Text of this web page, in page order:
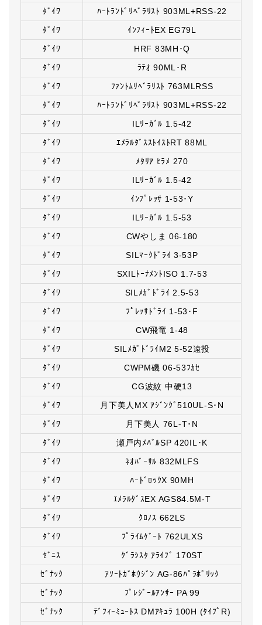
ﾀﾞｲﾜ
ﾊｰﾄﾗﾝﾄﾞﾘﾍﾞﾗﾘｽﾄ 903ML+RSS-22
ﾀﾞｲﾜ
ｲﾝﾌｨｰﾄEX EG79L
ﾀﾞｲﾜ
HRF 83MH･Q
ﾀﾞｲﾜ
ﾗﾃｵ 90ML･R
ﾀﾞｲﾜ
ﾌｧﾝﾄﾑﾘﾍﾞﾗﾘｽﾄ 763MLRSS
ﾀﾞｲﾜ
ﾊｰﾄﾗﾝﾄﾞﾘﾍﾞﾗﾘｽﾄ 903ML+RSS-22
ﾀﾞｲﾜ
ILﾘｰｶﾞﾙ 1.5-42
ﾀﾞｲﾜ
ｴﾒﾗﾙﾀﾞｽｽﾄｲｽﾄRT 88ML
ﾀﾞｲﾜ
ﾒﾀﾘｱ ﾋﾗﾒ 270
ﾀﾞｲﾜ
ILﾘｰｶﾞﾙ 1.5-42
ﾀﾞｲﾜ
ｲﾝﾌﾟﾚｯｻ 1-53･Y
ﾀﾞｲﾜ
ILﾘｰｶﾞﾙ 1.5-53
ﾀﾞｲﾜ
CWやしま 06-180
ﾀﾞｲﾜ
SILﾏｰｸﾄﾞﾗｲ 3-53P
ﾀﾞｲﾜ
SXILﾄｰﾅﾒﾝﾄISO 1.7-53
ﾀﾞｲﾜ
SILﾒｶﾞﾄﾞﾗｲ 2.5-53
ﾀﾞｲﾜ
ﾌﾟﾚｯｻﾄﾞﾗｲ 1-53･F
ﾀﾞｲﾜ
CW飛竜 1-48
ﾀﾞｲﾜ
SILﾒｶﾞﾄﾞﾗｲM2 5-52遠投
ﾀﾞｲﾜ
CWPM磯 06-53ﾌｶｾ
ﾀﾞｲﾜ
CG波紋 中硬13
ﾀﾞｲﾜ
月下美人MX ｱｼﾞﾝｸﾞ510UL-S･N
ﾀﾞｲﾜ
月下美人 76L-T･N
ﾀﾞｲﾜ
瀬戸内ﾒﾊﾞﾙSP 420IL･K
ﾀﾞｲﾜ
ﾈｵﾊﾞｰｻﾙ 832MLFS
ﾀﾞｲﾜ
ﾊｰﾄﾞﾛｯｸX 90MH
ﾀﾞｲﾜ
ｴﾒﾗﾙﾀﾞｽEX AGS84.5M-T
ﾀﾞｲﾜ
ｸﾛﾉｽ 662LS
ﾀﾞｲﾜ
ﾌﾟﾗｲﾑｹﾞｰﾄ 762ULXS
ｾﾞﾆｽ
ｸﾞﾗｼｽﾀ ｱﾗｲﾌﾞ 170ST
ｾﾞﾅｯｸ
ｱｿｰﾄｶﾞﾎｳｼﾞﾝ AG-86ﾊﾟﾗﾎﾞﾘｯｸ
ｾﾞﾅｯｸ
ﾌﾟﾚｼﾞｰﾙｱﾝｻｰ PA 99
ｾﾞﾅｯｸ
ﾃﾞﾌｨｰﾐｭｰﾄｽ DMｱｷｭﾗ 100H (ﾀｲﾌﾟR)